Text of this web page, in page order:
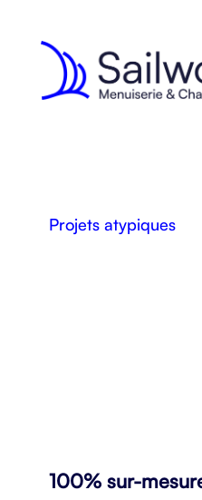
Projets atypiques
100% sur-